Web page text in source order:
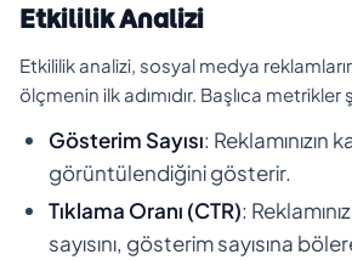
Etkililik Analizi
Etkililik analizi, sosyal medya
ölçmenin ilk adımıdır. Başlıca metrikler
Gösterim Sayısı: Reklamınızın
görüntülendiğini gösterir.
Tıklama Oranı (CTR):
sayısını, gösterim sayısına